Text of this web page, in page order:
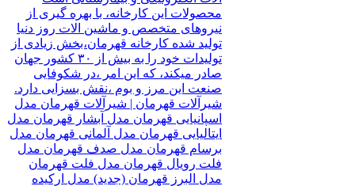
محصولات این کارخانه، با بهره گیری از
نیروهای متخصص و ماشین الات روز دنیا
تولید شده کارخانه قهرمان،بخش زیادی از
تولیدات خود را به بیش از ۳۰ کشور جهان
صادر میکند، که این امر ،در شکوفایی
صنعت این مرز و بوم ،نقش بسزایی دارد.
شیرآلات قهرمان | شیرآلات قهرمان مدل
اسپانیایی قهرمان مدل آبشار قهرمان مدل
ایتالیایی قهرمان مدل آلمانی قهرمان مدل
برسام قهرمان مدل صدف قهرمان مدل
فلت رویال قهرمان مدل فلت قهرمان
مدل البرز قهرمان (جدید) مدل ارکیده